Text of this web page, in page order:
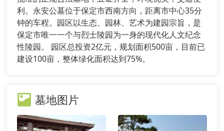
利。永安公墓位于保定市西南方向，距离市中心35分
钟的车程。园区以生态、园林、艺术为建园宗旨，是
保定市唯一一个与烈士陵园为一身的现代化人文纪念
性陵园。 园区总投资2亿元，规划面积500亩，目前已
建设100亩，整体绿化面积达到75%。
墓地图片